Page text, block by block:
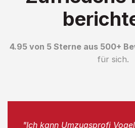
4.95 von 5 Sterne aus 500+
für sich.
"Ich kann Umzugsprofi